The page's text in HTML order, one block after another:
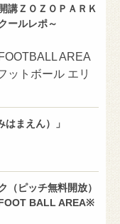
講ＺＯＺＯＰＡＲＫ
ールレポ～
AREA
ットボール エリ
はまえん）」
（ピッチ無料開放）
BALL AREA※